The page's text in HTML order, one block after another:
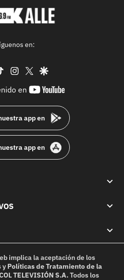
en:
tiktok instagram
twittergoogle
en
youtube-
app en
app en
implica la aceptación de los
y Políticas de Tratamiento de la
TELEVISIÓN S.A.Todos los